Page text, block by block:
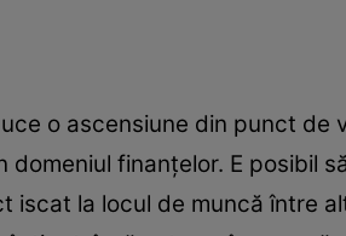
o ascensiune din punct de
domeniul finanţelor. E posibil
iscat la locul de muncă între